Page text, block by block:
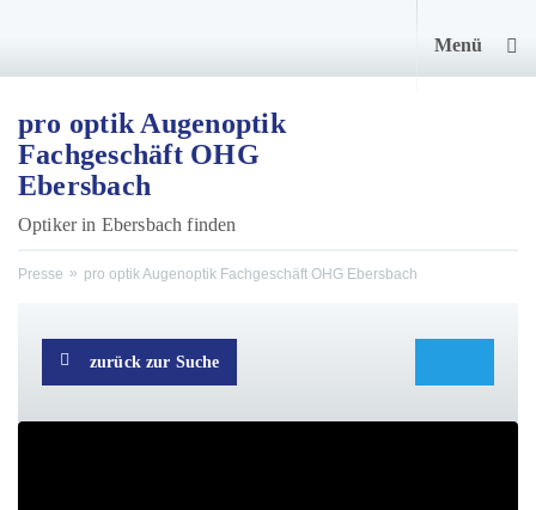
Menü
pro optik Augenoptik
Fachgeschäft OHG
Ebersbach
Optiker in Ebersbach finden
Presse pro optik Augenoptik Fachgeschäft OHG Ebersbach
zurück zur Suche